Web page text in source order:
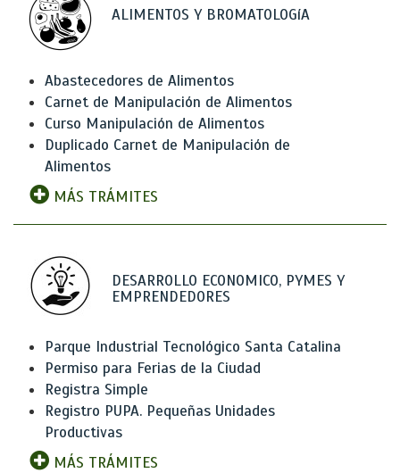
ALIMENTOS Y BROMATOLOGíA
Abastecedores de Alimentos
Carnet de Manipulación de Alimentos
Curso Manipulación de Alimentos
Duplicado Carnet de Manipulación de
Alimentos
MÁS TRÁMITES
DESARROLLO ECONOMICO, PYMES Y
EMPRENDEDORES
Parque Industrial Tecnológico Santa Catalina
Permiso para Ferias de la Ciudad
Registra Simple
Registro PUPA. Pequeñas Unidades
Productivas
MÁS TRÁMITES